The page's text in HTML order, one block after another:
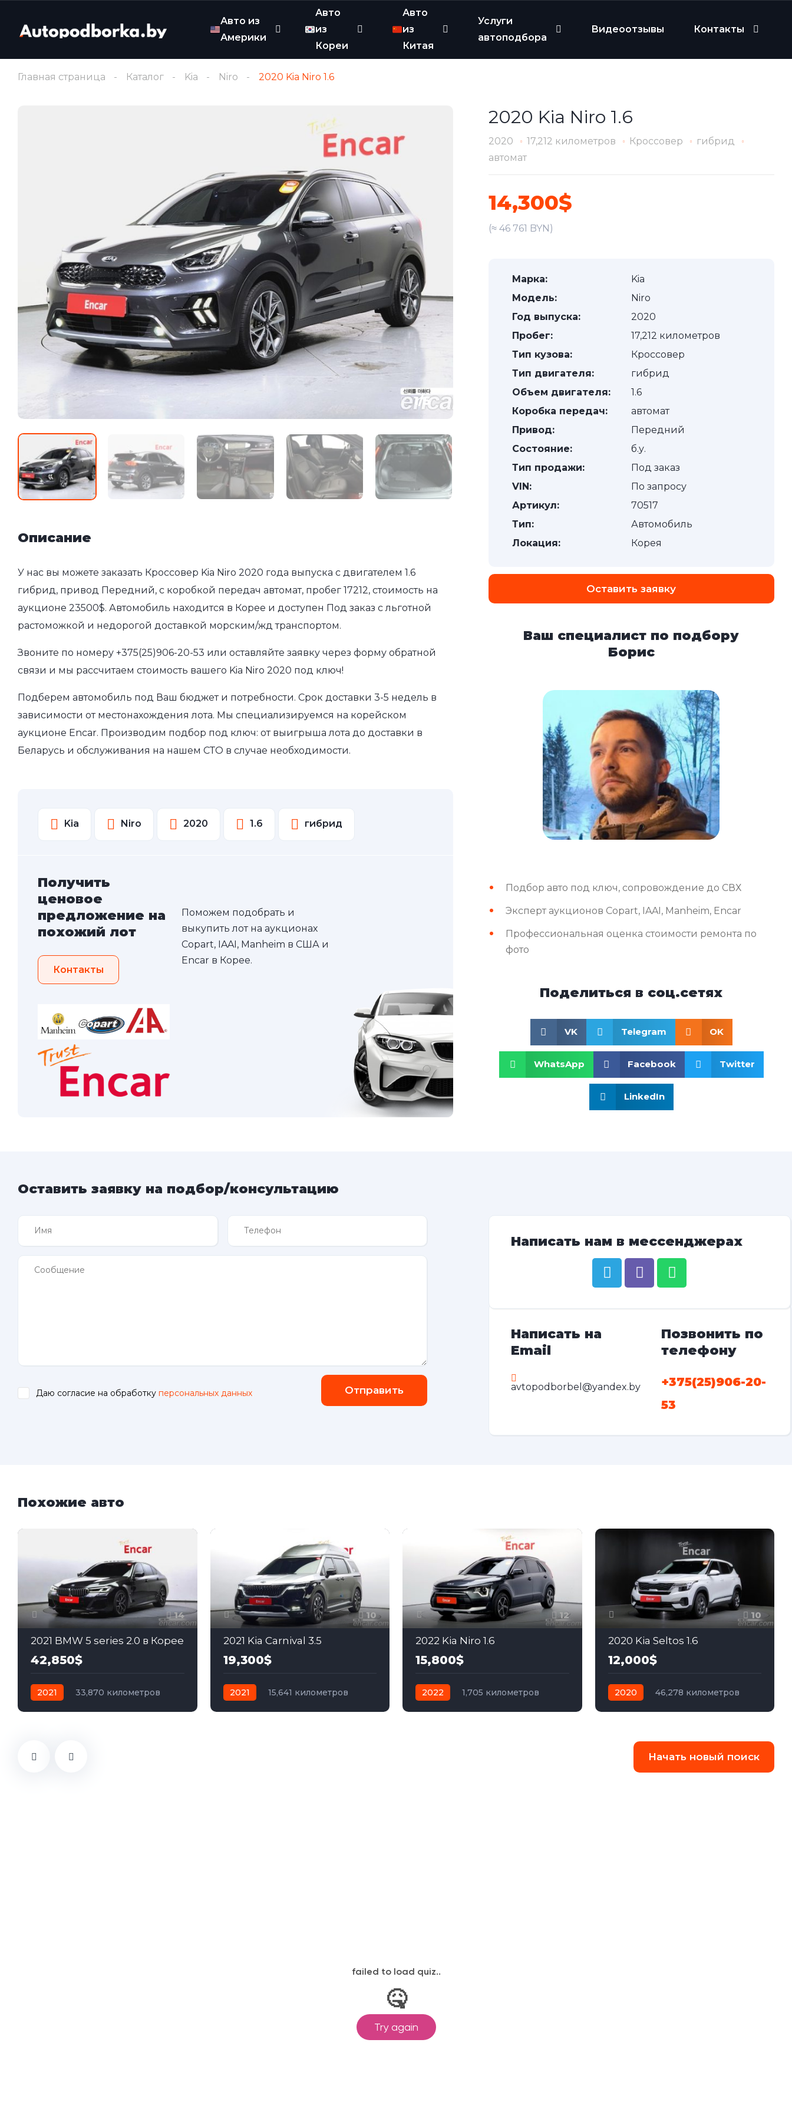
Авто из
Америки
Авто
из
Кореи
Авто
из
Китая
Услуги
автоподбора
Видеоотзывы Контакты
Главная страница Каталог Kia Niro 2020 Kia Niro 1.6
1/5
Описание
У нас вы можете заказать Кроссовер Kia Niro 2020 года выпуска с двигателем 1.6
гибрид, привод Передний, с коробкой передач автомат, пробег 17212, стоимость на
аукционе 23500$. Автомобиль находится в Корее и доступен Под заказ с льготной
растоможкой и недорогой доставкой морским/жд транспортом.
Звоните по номеру +375(25)906-20-53 или оставляйте заявку через форму обратной
связи и мы рассчитаем стоимость вашего Kia Niro 2020 под ключ!
Подберем автомобиль под Ваш бюджет и потребности. Срок доставки 3-5 недель в
зависимости от местонахождения лота. Мы специализируемся на корейском
аукционе Encar. Производим подбор под ключ: от выигрыша лота до доставки в
Беларусь и обслуживания на нашем СТО в случае необходимости.
Kia Niro 2020 1.6 гибрид
Получить
ценовое
предложение на
похожий лот
Контакты
Поможем подобрать и
выкупить лот на аукционах
Copart, IAAI, Manheim в США и
Encar в Корее.
2020 Kia Niro 1.6
2020 17,212 километров Кроссовер
гибрид
автомат
14,300$
(≈ 46 761 BYN)
Марка:
Kia
Модель:
Niro
Год выпуска:
2020
Пробег:
17,212 километров
Тип кузова:
Кроссовер
Тип двигателя:
гибрид
Объем двигателя:
1.6
Коробка передач:
автомат
Привод:
Передний
Состояние:
б.у.
Тип продажи:
Под заказ
VIN:
По запросу
Артикул:
70517
Тип:
Автомобиль
Локация:
Корея
Оставить заявку
Ваш специалист по подбору
Борис
Подбор авто под ключ, сопровождение до СВХ
Эксперт аукционов Copart, IAAI, Manheim, Encar
Профессиональная оценка стоимости ремонта по
фото
Поделиться в соц.сетях
VK Telegram OK
WhatsApp Facebook Twitter
LinkedIn
Оставить заявку на подбор/консультацию
Даю согласие на обработку персональных данных Отправить
Написать нам в мессенджерах
Написать на
Email
avtopodborbel@yandex.by
Позвонить по
телефону
+375(25)906-20-
53
Похожие авто
14
2021 BMW 5 series 2.0 в Корее
42,850$
2021
33,870 километров
10
2021 Kia Carnival 3.5
19,300$
2021
15,641 километров
12
2022 Kia Niro 1.6
15,800$
2022
1,705 километров
10
2020 Kia Seltos 1.6
12,000$
2020
46,278 километров
Начать новый поиск